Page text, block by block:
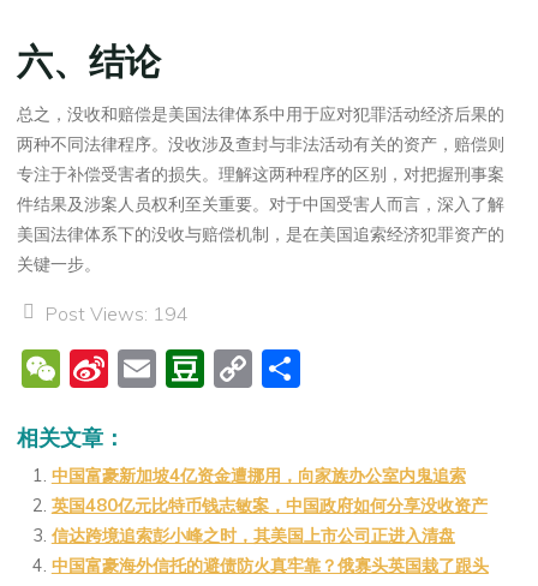
六、结论
总之，没收和赔偿是美国法律体系中用于应对犯罪活动经济后果的
两种不同法律程序。没收涉及查封与非法活动有关的资产，赔偿则
专注于补偿受害者的损失。理解这两种程序的区别，对把握刑事案
件结果及涉案人员权利至关重要。对于中国受害人而言，深入了解
美国法律体系下的没收与赔偿机制，是在美国追索经济犯罪资产的
关键一步。
Post Views: 194
W
C
h
at
Si
a
W
ei
b
E
l
D
b
a
n
C
y
Li
n
相关文章：
中国富豪新加坡4亿资金遭挪用，向家族办公室内鬼追索
英国480亿元比特币钱志敏案，中国政府如何分享没收资产
信达跨境追索彭小峰之时，其美国上市公司正进入清盘
中国富豪海外信托的避债防火真牢靠？俄寡头英国栽了跟头